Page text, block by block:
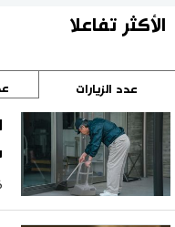
الأكثر تفاعلا
عدد الزيارات